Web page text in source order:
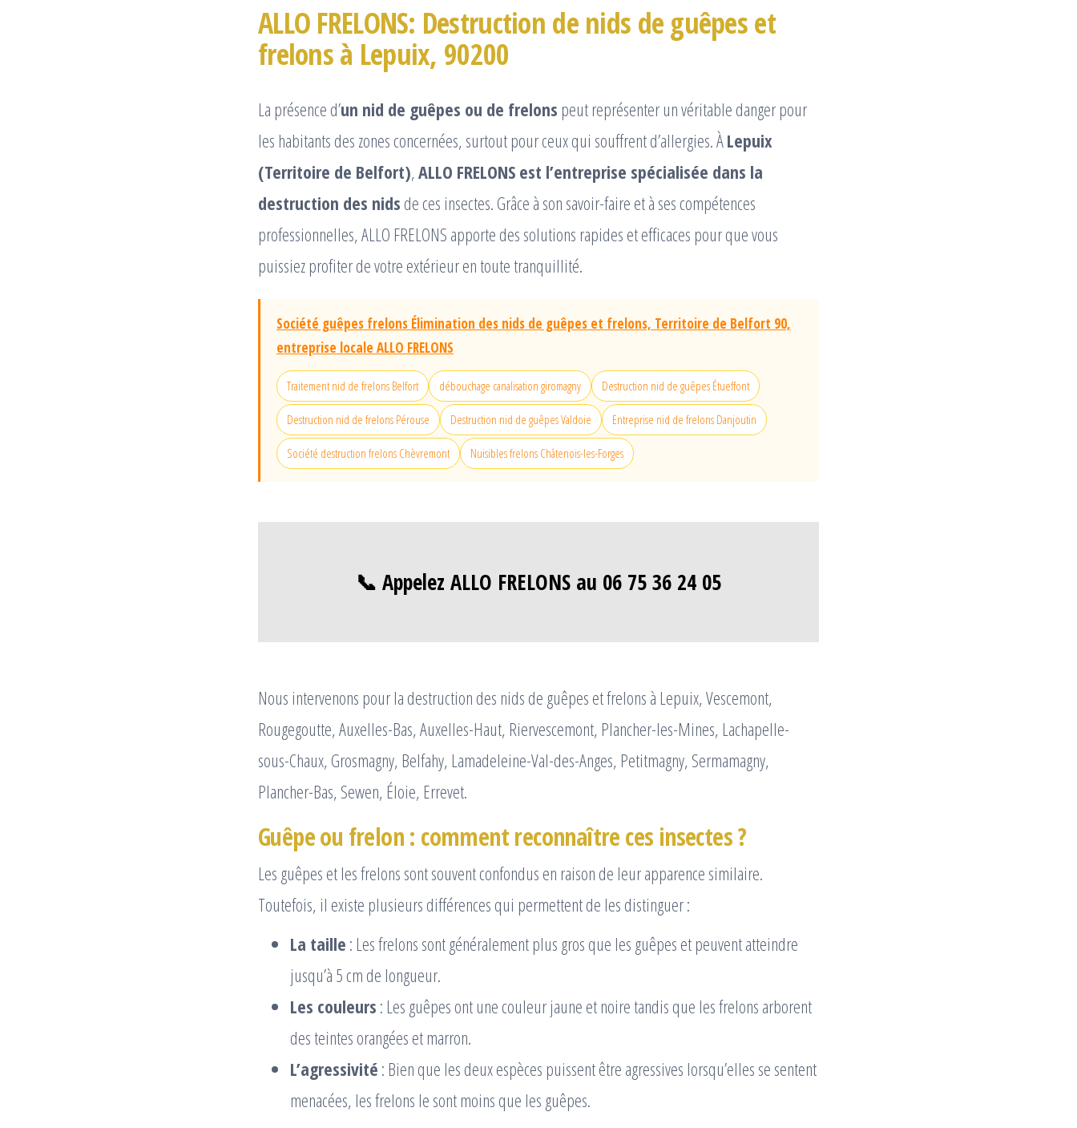
ALLO FRELONS: Destruction de nids de guêpes et
frelons à Lepuix, 90200
La présence d’un nid de guêpes ou de frelons peut représenter un véritable danger pour
les habitants des zones concernées, surtout pour ceux qui souffrent d’allergies. ÀLepuix
(Territoire de Belfort),ALLO FRELONS est l’entreprise spécialisée dans la
destruction des nids de ces insectes. Grâce à son savoir-faire et à ses compétences
professionnelles, ALLO FRELONS apporte des solutions rapides et efficaces pour que vous
puissiez profiter de votre extérieur en toute tranquillité.
Société guêpes frelons Élimination des nids de guêpes et frelons, Territoire de Belfort 90,
entreprise locale ALLO FRELONS
Traitement nid de frelons Belfort débouchage canalisation giromagny Destruction nid de guêpes Étueffont
Destruction nid de frelons Pérouse Destruction nid de guêpes Valdoie Entreprise nid de frelons Danjoutin
Société destruction frelons Chèvremont Nuisibles frelons Châtenois-les-Forges
📞 Appelez ALLO FRELONS au 06 75 36 24 05
Nous intervenons pour la destruction des nids de guêpes et frelons à Lepuix, Vescemont,
Rougegoutte, Auxelles-Bas, Auxelles-Haut, Riervescemont, Plancher-les-Mines, Lachapelle-
sous-Chaux, Grosmagny, Belfahy, Lamadeleine-Val-des-Anges, Petitmagny, Sermamagny,
Plancher-Bas, Sewen, Éloie, Errevet.
Guêpe ou frelon : comment reconnaître ces insectes ?
Les guêpes et les frelons sont souvent confondus en raison de leur apparence similaire.
Toutefois, il existe plusieurs différences qui permettent de les distinguer :
La taille : Les frelons sont généralement plus gros que les guêpes et peuvent atteindre
jusqu’à 5 cm de longueur.
Les couleurs : Les guêpes ont une couleur jaune et noire tandis que les frelons arborent
des teintes orangées et marron.
L’agressivité : Bien que les deux espèces puissent être agressives lorsqu’elles se sentent
menacées, les frelons le sont moins que les guêpes.